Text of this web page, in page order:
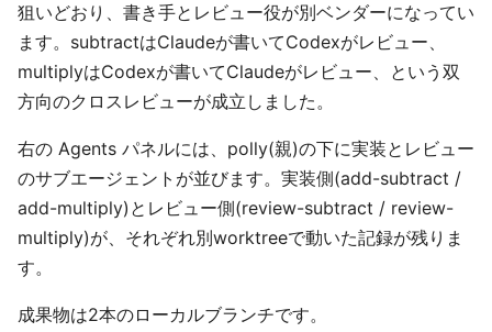
狙いどおり、書き手とレビュー役が別ベンダーになってい
ます。subtractはClaudeが書いてCodexがレビュー、
multiplyはCodexが書いてClaudeがレビュー、という双
方向のクロスレビューが成立しました。
右の Agents パネルには、polly(親)の下に実装とレビュー
のサブエージェントが並びます。実装側(add-subtract /
add-multiply)とレビュー側(review-subtract / review-
multiply)が、それぞれ別worktreeで動いた記録が残りま
す。
成果物は2本のローカルブランチです。